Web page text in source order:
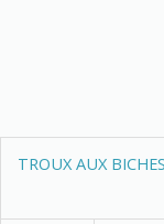
TROUX AUX